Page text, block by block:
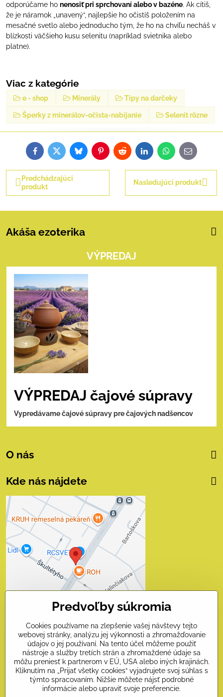
odporúčame ho nenosiť pri sprchovaní alebo v bazéne. Ak cítiš,
že je náramok „unavený“, najlepšie ho očistíš položením na
mesačné svetlo alebo jednoducho tým, že ho na chvíľu necháš v
blízkosti väčšieho kusu selenitu (napríklad svietnika alebo
platne).
Viac z kategórie
e - shop Minerály Tipy na darčeky
Šperky z minerálov-očista-nabíjanie Selenit rôzne
FacebookTwitterBlueskyPinterestRedditLinkedInWhatsApp
E-
mail
Predchádzajúci
produkt
Nasledujúci produkt
Akáša ezoterika
VÝPREDAJ
VÝPREDAJ čajové súpravy
Vypredávame čajové súpravy pre čajových nadšencov
O nás
Kde nás nájdete
Externý obsah je
blokovaný Voľbami
súkromia
Prajete si načítať externý obsah?
Povoliť tentokrát
Povoliť a zapamätať - súhlas
Otvoriť obsah v novom okne
Kontakty
Predvoľby súkromia
Cookies používame na zlepšenie vašej návštevy tejto
webovej stránky, analýzu jej výkonnosti a zhromažďovanie
údajov o jej používaní. Na tento účel môžeme použiť
nástroje a služby tretích strán a zhromaždené údaje sa
môžu preniesť k partnerom v EÚ, USA alebo iných krajinách.
Kliknutím na „Prijať všetky cookies“ vyjadrujete svoj súhlas s
týmto spracovaním. Nižšie môžete nájsť podrobné
informácie alebo upraviť svoje preferencie.